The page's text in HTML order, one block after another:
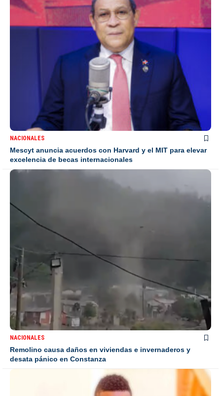
NACIONALES
Mescyt anuncia acuerdos con Harvard y el MIT para elevar
excelencia de becas internacionales
NACIONALES
Remolino causa daños en viviendas e invernaderos y
desata pánico en Constanza